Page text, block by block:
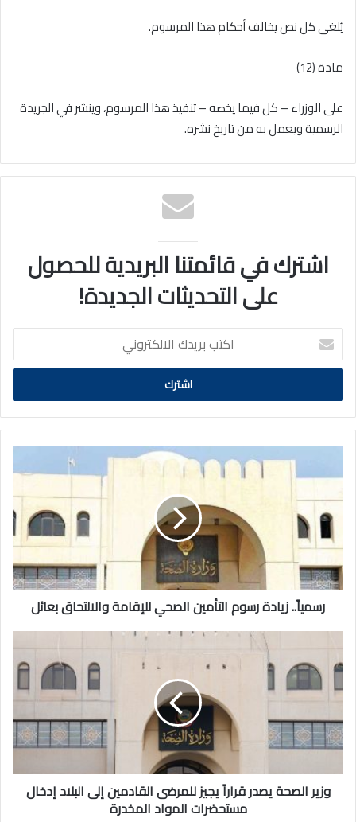
يُلغى كل نص يخالف أحكام هذا المرسوم.
مادة (12)
على الوزراء – كل فيما يخصه – تنفيذ هذا المرسوم، وينشر في الجريدة
الرسمية ويعمل به من تاريخ نشره.
اشترك في قائمتنا البريدية للحصول
على التحديثات الجديدة!
اكتب
بريدك
الالكتروني
التأمين
الصحي
للإقامة
والالتحاق
بعائل
رسمياً.. زيادة رسوم التأمين الصحي للإقامة والالتحاق بعائل
الصحة
يصدر
قراراً
للمرضى
القادمين
إلى
البلاد
إدخال
مستحضرات
وزير الصحة يصدر قراراً يجيز للمرضى القادمين إلى البلاد إدخال
مستحضرات المواد المخدرة